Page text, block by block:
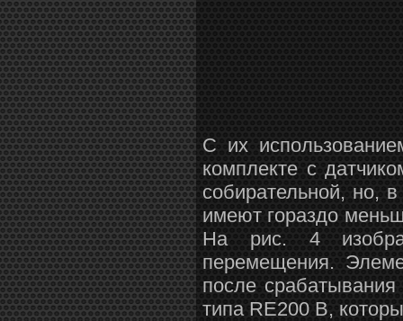
С их
комплекте с
собирательной, но,
имеют гораздо
На рис. 4
перемещения.
после
типа RE200 В,